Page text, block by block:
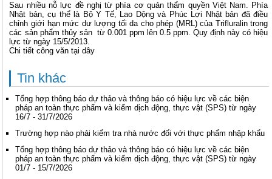
Sau nhiều nỗ lực đề nghị từ phía cơ quản thẩm quyền Việt Nam. Phía
Nhật bản, cụ thể là Bộ Y Tế, Lao Dộng và Phúc Lợi Nhật bản đã điều
chỉnh giới hạn mức dư lượng tối da cho phép (MRL) của Trifluralin trong
các sản phẩm thủy sản từ 0.001 ppm lên 0.5 ppm. Quy định này có hiệu
lực từ ngày 15/5/2013.
Chi tiết công văn tại dây
Tin khác
Tổng hợp thông báo dự thảo và thông báo có hiệu lực về các biện
pháp an toàn thực phẩm và kiểm dịch động, thực vật (SPS) từ ngày
16/7 - 31/7/2026
Trường hợp nào phải kiểm tra nhà nước đối với thực phẩm nhập khẩu
Tổng hợp thông báo dự thảo và thông báo có hiệu lực về các biện
pháp an toàn thực phẩm và kiểm dịch động, thực vật (SPS) từ ngày
01/7 - 15/7/2026